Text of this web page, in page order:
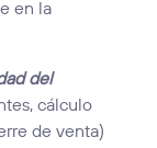
en la
del
cálculo
de venta)